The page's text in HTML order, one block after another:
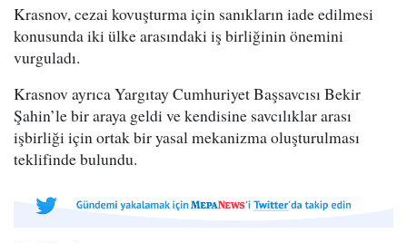
Krasnov, cezai kovuşturma için sanıkların iade edilmesi
konusunda iki ülke arasındaki iş birliğinin önemini
vurguladı.
Krasnov ayrıca Yargıtay Cumhuriyet Başsavcısı Bekir
Şahin’le bir araya geldi ve kendisine savcılıklar arası
işbirliği için ortak bir yasal mekanizma oluşturulması
teklifinde bulundu.